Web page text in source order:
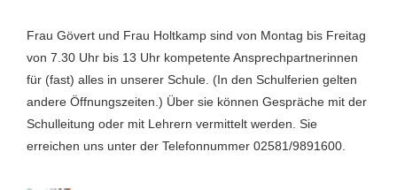
Frau Gövert und Frau Holtkamp sind von Montag bis Freitag
von 7.30 Uhr bis 13 Uhr kompetente Ansprechpartnerinnen
für (fast) alles in unserer Schule. (In den Schulferien gelten
andere Öffnungszeiten.) Über sie können Gespräche mit der
Schulleitung oder mit Lehrern vermittelt werden. Sie
erreichen uns unter der Telefonnummer 02581/9891600.